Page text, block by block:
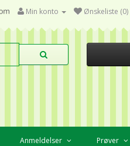
Min konto Ønskeliste (0)
Anmeldelser Prøver